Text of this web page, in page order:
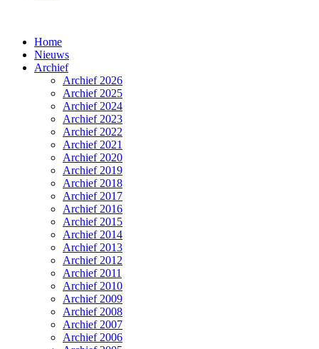
Home
Nieuws
Archief
Archief 2026
Archief 2025
Archief 2024
Archief 2023
Archief 2022
Archief 2021
Archief 2020
Archief 2019
Archief 2018
Archief 2017
Archief 2016
Archief 2015
Archief 2014
Archief 2013
Archief 2012
Archief 2011
Archief 2010
Archief 2009
Archief 2008
Archief 2007
Archief 2006